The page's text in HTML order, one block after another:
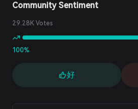
Community Sentiment
29.28K Votes
100%
好